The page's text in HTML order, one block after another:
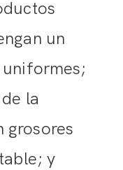
un
la
grosores
y